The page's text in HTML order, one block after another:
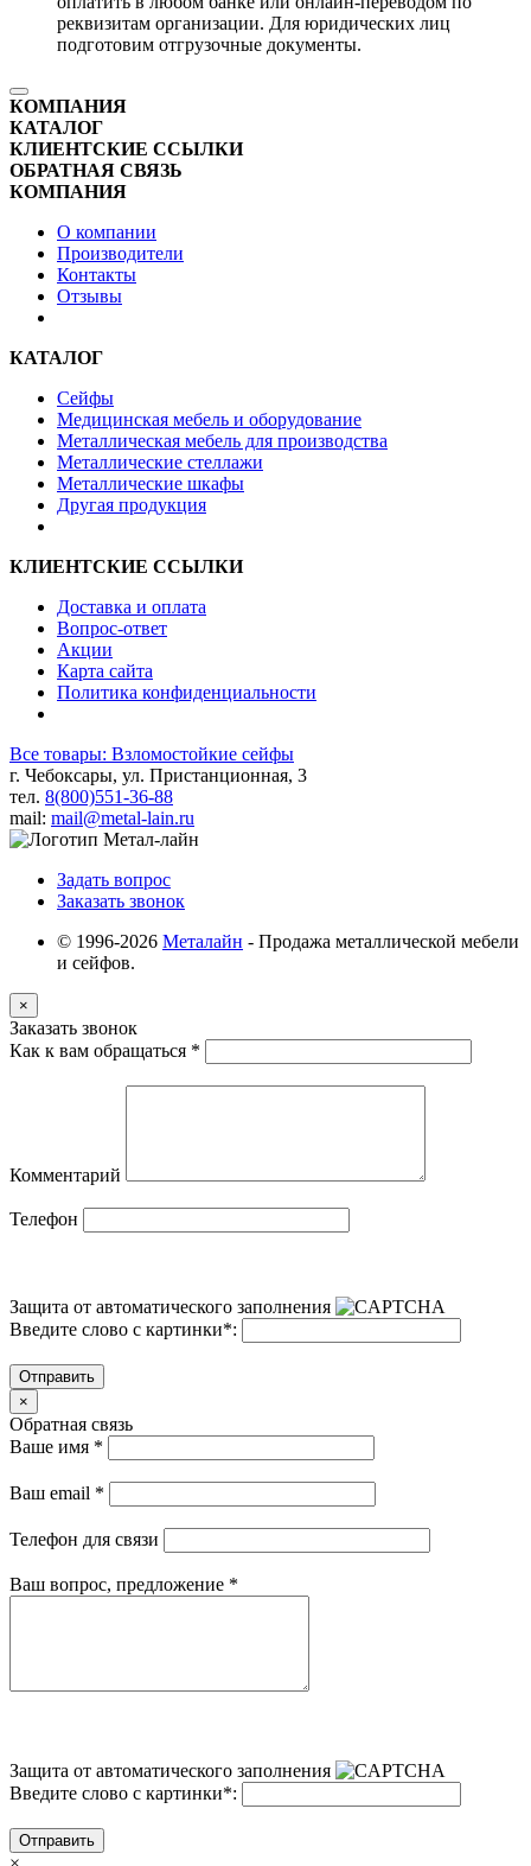
реквизитам организации. Для юридических лиц
подготовим отгрузочные документы.
КОМПАНИЯ
КАТАЛОГ
КЛИЕНТСКИЕ ССЫЛКИ
ОБРАТНАЯ СВЯЗЬ
КОМПАНИЯ
О компании
Производители
Контакты
Отзывы
КАТАЛОГ
Сейфы
Медицинская мебель и оборудование
Металлическая мебель для производства
Металлические стеллажи
Металлические шкафы
Другая продукция
КЛИЕНТСКИЕ ССЫЛКИ
Доставка и оплата
Вопрос-ответ
Акции
Карта сайта
Политика конфиденциальности
Все товары: Взломостойкие сейфы
г. Чебоксары, ул. Пристанционная, 3
тел. 8(800)551-36-88
mail: mail@metal-lain.ru
Задать вопрос
Заказать звонок
© 1996-2026 Металайн - Продажа металлической мебели
и сейфов.
×
Заказать звонок
Как к вам обращаться *
Комментарий
Телефон
Защита от автоматического заполнения
Введите слово с картинки*:
Отправить
×
Обратная связь
Ваше имя *
Ваш email *
Телефон для связи
Ваш вопрос, предложение *
Защита от автоматического заполнения
Введите слово с картинки*:
Отправить